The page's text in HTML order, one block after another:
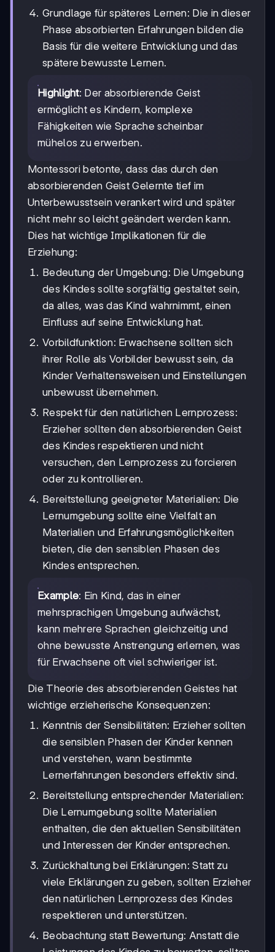
Grundlage für späteres Lernen: Die in dieser
Phase absorbierten Erfahrungen bilden die
Basis für die weitere Entwicklung und das
spätere bewusste Lernen.
Highlight: Der absorbierende Geist
ermöglicht es Kindern, komplexe
Fähigkeiten wie Sprache scheinbar
mühelos zu erwerben.
Montessori betonte, dass das durch den
absorbierenden Geist Gelernte tief im
Unterbewusstsein verankert wird und später
nicht mehr so leicht geändert werden kann.
Dies hat wichtige Implikationen für die
Erziehung:
Bedeutung der Umgebung: Die Umgebung
des Kindes sollte sorgfältig gestaltet sein,
da alles, was das Kind wahrnimmt, einen
Einfluss auf seine Entwicklung hat.
Vorbildfunktion: Erwachsene sollten sich
ihrer Rolle als Vorbilder bewusst sein, da
Kinder Verhaltensweisen und Einstellungen
unbewusst übernehmen.
Respekt für den natürlichen Lernprozess:
Erzieher sollten den absorbierenden Geist
des Kindes respektieren und nicht
versuchen, den Lernprozess zu forcieren
oder zu kontrollieren.
Bereitstellung geeigneter Materialien: Die
Lernumgebung sollte eine Vielfalt an
Materialien und Erfahrungsmöglichkeiten
bieten, die den sensiblen Phasen des
Kindes entsprechen.
Example: Ein Kind, das in einer
mehrsprachigen Umgebung aufwächst,
kann mehrere Sprachen gleichzeitig und
ohne bewusste Anstrengung erlernen, was
für Erwachsene oft viel schwieriger ist.
Die Theorie des absorbierenden Geistes hat
wichtige erzieherische Konsequenzen:
Kenntnis der Sensibilitäten: Erzieher sollten
die sensiblen Phasen der Kinder kennen
und verstehen, wann bestimmte
Lernerfahrungen besonders effektiv sind.
Bereitstellung entsprechender Materialien:
Die Lernumgebung sollte Materialien
enthalten, die den aktuellen Sensibilitäten
und Interessen der Kinder entsprechen.
Zurückhaltung bei Erklärungen: Statt zu
viele Erklärungen zu geben, sollten Erzieher
den natürlichen Lernprozess des Kindes
respektieren und unterstützen.
Beobachtung statt Bewertung: Anstatt die